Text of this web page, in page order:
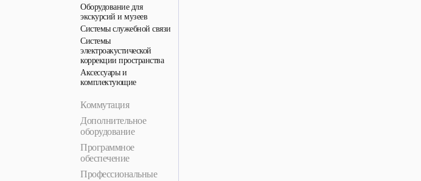
Оборудование для
экскурсий и музеев
Системы служебной связи
Системы
электроакустической
коррекции пространства
Аксессуары и
комплектующие
Коммутация
Дополнительное
оборудование
Программное
обеспечение
Профессиональные